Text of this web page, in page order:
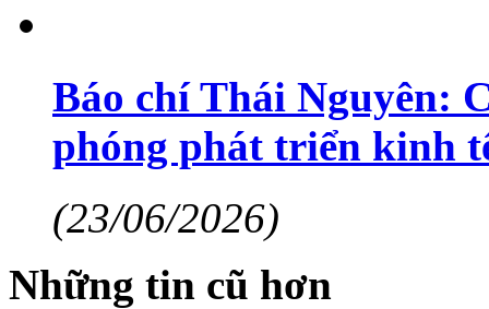
Báo chí Thái Nguyên:
phóng phát triển kinh
(23/06/2026)
Những tin cũ hơn